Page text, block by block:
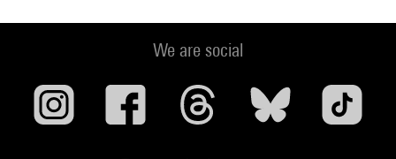
We are social